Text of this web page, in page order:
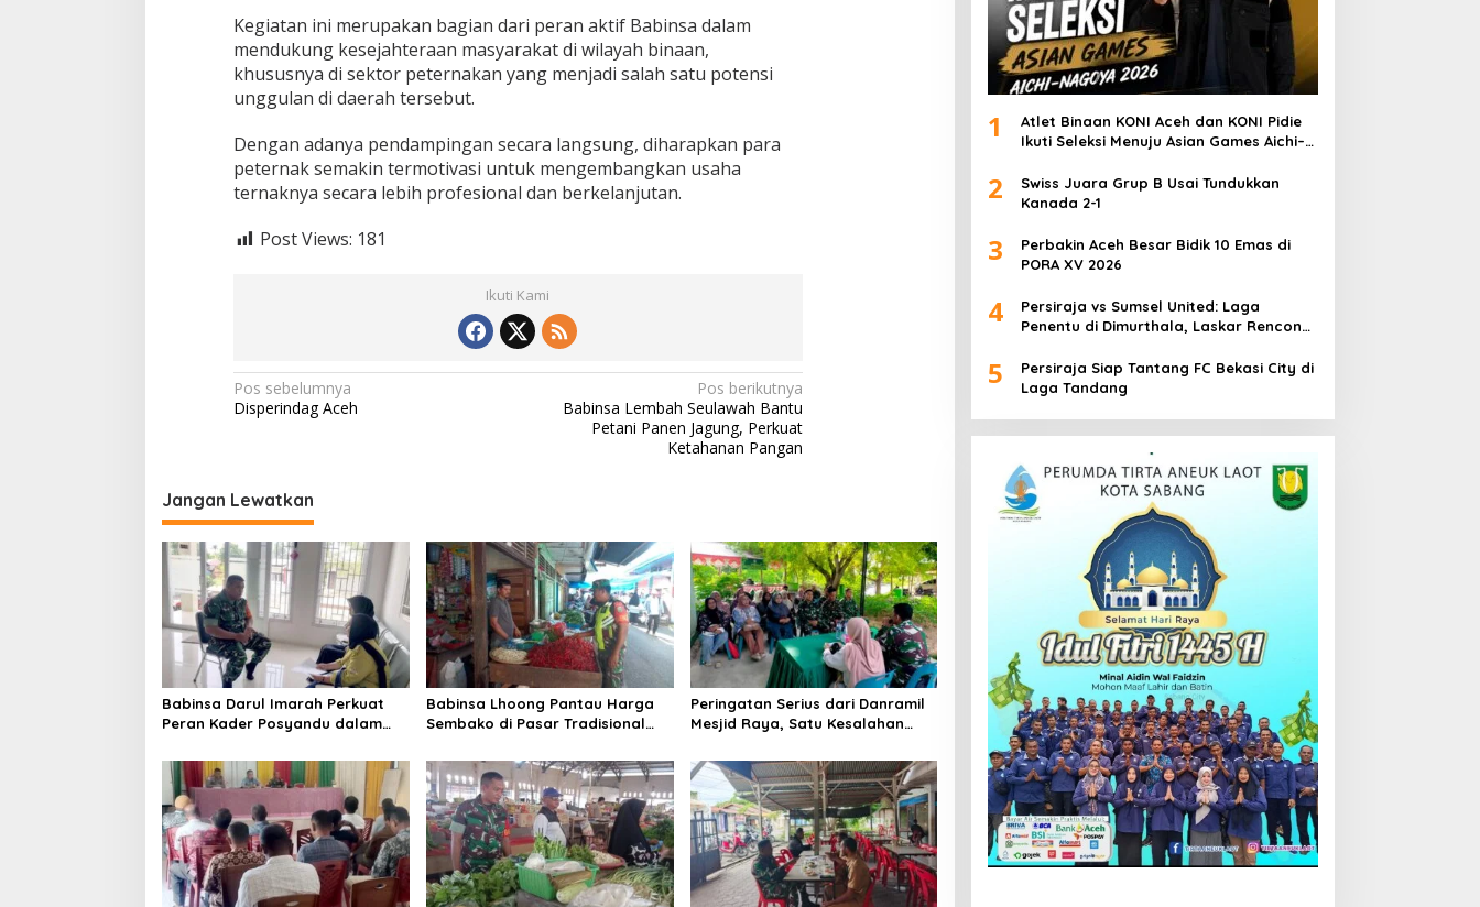
Kegiatan ini merupakan bagian dari peran aktif Babinsa dalam
mendukung kesejahteraan masyarakat di wilayah binaan,
khususnya di sektor peternakan yang menjadi salah satu potensi
unggulan di daerah tersebut.
Dengan adanya pendampingan secara langsung, diharapkan para
peternak semakin termotivasi untuk mengembangkan usaha
ternaknya secara lebih profesional dan berkelanjutan.
Post Views: 181
Ikuti Kami
N
a
i
g
a
s
i
p
o
s
Pos sebelumnya
Disperindag Aceh
Pos berikutnya
Babinsa Lembah Seulawah Bantu
Petani Panen Jagung, Perkuat
Ketahanan Pangan
Jangan Lewatkan
Babinsa Darul Imarah Perkuat
Peran Kader Posyandu dalam
Babinsa Lhoong Pantau Harga
Sembako di Pasar Tradisional
Perkembangannya
Peringatan Serius dari Danramil
Mesjid Raya, Satu Kesalahan
hingga Satuan
1
Atlet Binaan KONI Aceh dan KONI Pidie
Ikuti Seleksi Menuju Asian Games Aichi–
2
Swiss Juara Grup B Usai Tundukkan
Kanada 2-1
3
Perbakin Aceh Besar Bidik 10 Emas di
PORA XV 2026
4
Persiraja vs Sumsel United: Laga
Penentu di Dimurthala, Laskar Rencong
5
Persiraja Siap Tantang FC Bekasi City di
Laga Tandang